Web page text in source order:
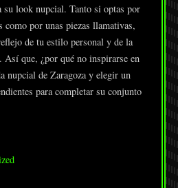
su look nupcial. Tanto si optas por
como por unas piezas llamativas,
de tu estilo personal y de la
Así que, ¿por qué no inspirarse en
nupcial de Zaragoza y elegir un
para completar su conjunto